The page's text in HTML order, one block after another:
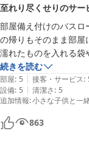
傘を持参していました
・朝食がとても美味し
レツは具材を選べて大
朝7時からのWeb予約
できるシステムがあり
・ランドリーがあり便
回分100円で購入でき
・ブルーリーフに備え
で快適でした。
一点だけ注意が必要だ
りますが、5階のレス
一方で、エレベータ
けし申し訳ございま
数あるホテルの中か
とのお言葉まで頂戴
次回も心地よい滞在
ります。
至れり尽くせりのサ
部屋備え付けのバス
の帰りもそのまま部
濡れたものを入れる袋
り、ビーチではタオル
ィも建物内にあり数ヶ
と知らずに食べるとす
した。子どもたちも喜
ランダで缶ビール最高。
続きを読む
部屋: 5 | 接客・サービス:
設備: 5 | 清潔さ: 5
追加情報:小さな子供と一
863